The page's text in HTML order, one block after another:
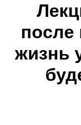
после
жизнь